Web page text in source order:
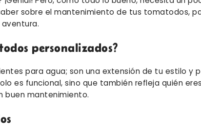
sobre el mantenimiento de tus tomatodos,
personalizados?
para agua; son una extensión de tu estilo y
es funcional, sino que también refleja quién
buen mantenimiento.